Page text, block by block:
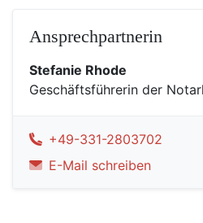
Ansprechpartnerin
Stefanie Rhode
Geschäftsführerin der
+49-331-2803702
E-Mail schreiben